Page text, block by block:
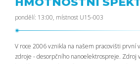
pondělí: 13:00, místnost U15-003
V roce 2006 vznikla na našem pracovišti první
zdroje - desorpčního nanoelektrospreje. Zdroj